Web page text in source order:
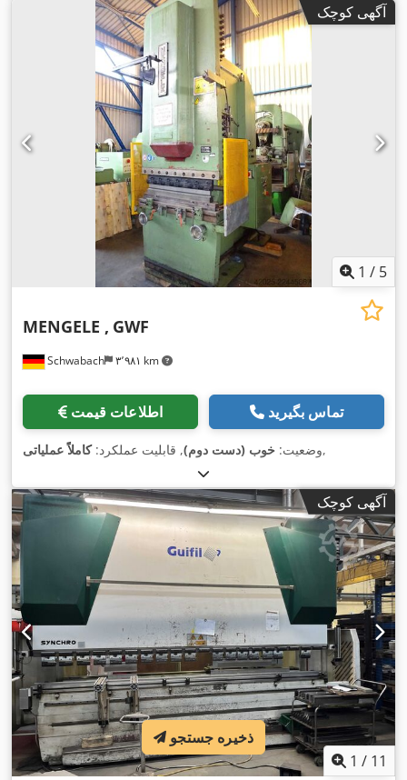
آگهی کوچک
1 / 5
Schwabach ۳٬۹۸۱ km
MENGELE , GWF
اطلاعات قیمت تماس بگیرید
وضعیت: خوب (دست دوم), قابلیت عملکرد:کاملاً عملیاتی ,
آگهی کوچک
1 / 11
ذخیره جستجو